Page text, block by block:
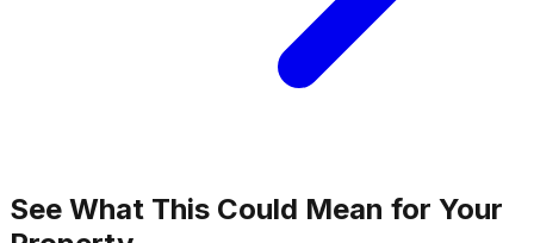
See What This Could Mean for Your